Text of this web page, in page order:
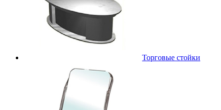
Торговые стойки